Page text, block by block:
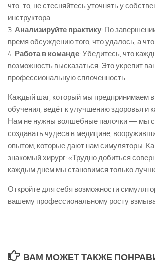
что-то, не стесняйтесь уточнять у
инструктора.
3. Анализируйте практику: По
время обсуждению того, что удалось, а
4. Работа в команде: Убедитесь, что
возможность высказаться. Это укрепит
профессиональную сплоченность.
Каждый шаг, который мы предпринимаем
обучения, ведёт к улучшению здоровья и
Нам не нужны волшебные палочки — мы
создавать чудеса в медицине,
опытом, которые дают нам симуляторы.
знакомый хирург: «Трудно добиться
каждым днем мы становимся только
Откройте для себя возможности
вашему профессиональному росту
ВАМ МОЖЕТ ТАКЖЕ